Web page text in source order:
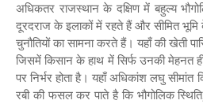
अधिकतर राजस्थान के दक्षिण में बहुल्य
दूरदराज के इलाकों में रहते हैं और सीमित
चुनौतियों का सामना करते हैं। यहाँ की खेती
जिसमें किसान के हाथ में सिर्फ उनकी मेहनत
पर निर्भर होता है। यहाँ अधिकांश लघु
रबी की फसल कर पाते है कि भौगोलिक